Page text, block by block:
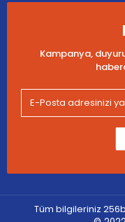
Kampanya,
Tüm bilgileriniz